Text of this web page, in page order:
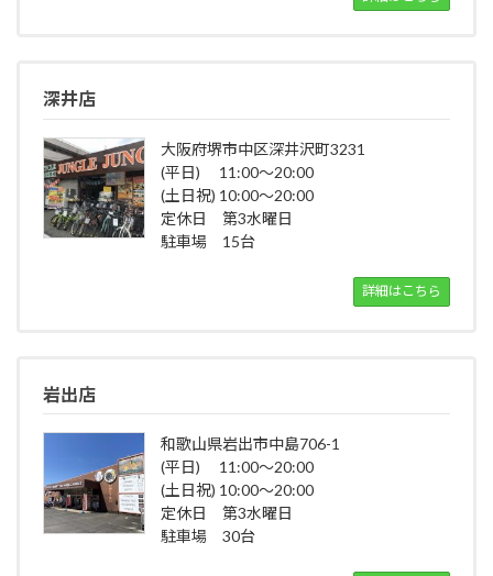
深井店
大阪府堺市中区深井沢町3231
(平日) 11:00～20:00
(土日祝) 10:00～20:00
定休日 第3水曜日
駐車場 15台
詳細はこちら
岩出店
和歌山県岩出市中島706-1
(平日) 11:00～20:00
(土日祝) 10:00～20:00
定休日 第3水曜日
駐車場 30台